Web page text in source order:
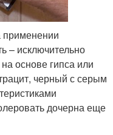
применении
– исключительно
основе гипса или
черный с серым
дочерна еще